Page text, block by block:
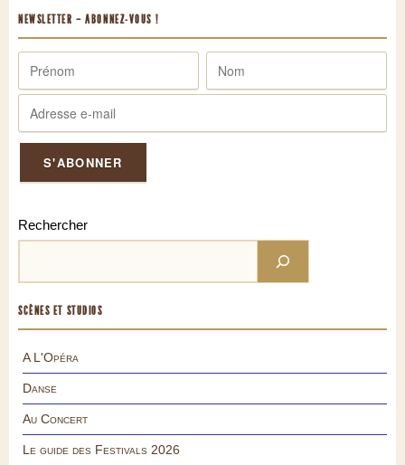
NEWSLETTER – ABONNEZ-VOUS !
Rechercher
SCÈNES ET STUDIOS
A L'Opéra
Danse
Au Concert
Le guide des Festivals 2026